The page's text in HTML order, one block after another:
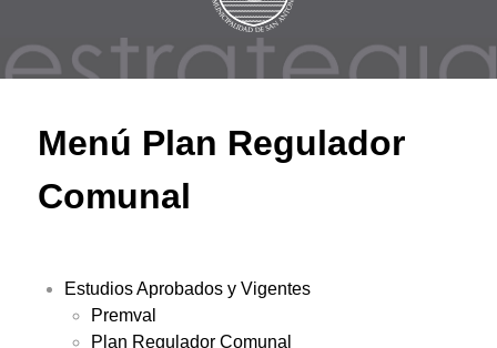
Menú Plan Regulador
Comunal
Estudios Aprobados y Vigentes
Premval
Plan Regulador Comunal